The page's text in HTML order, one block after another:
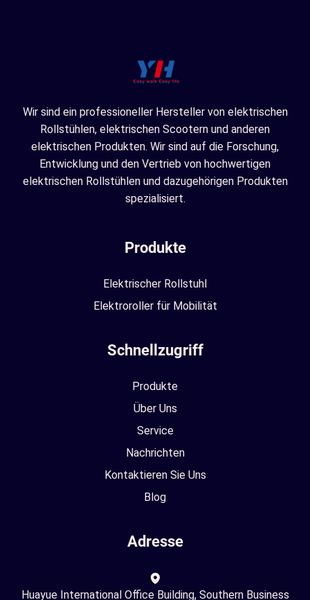
Wir sind ein professioneller Hersteller von elektrischen
Rollstühlen, elektrischen Scootern und anderen
elektrischen Produkten. Wir sind auf die Forschung,
Entwicklung und den Vertrieb von hochwertigen
elektrischen Rollstühlen und dazugehörigen Produkten
spezialisiert.
Produkte
Elektrischer Rollstuhl
Elektroroller für Mobilität
Schnellzugriff
Produkte
Über Uns
Service
Nachrichten
Kontaktieren Sie Uns
Blog
Adresse
Huayue International Office Building, Southern Business